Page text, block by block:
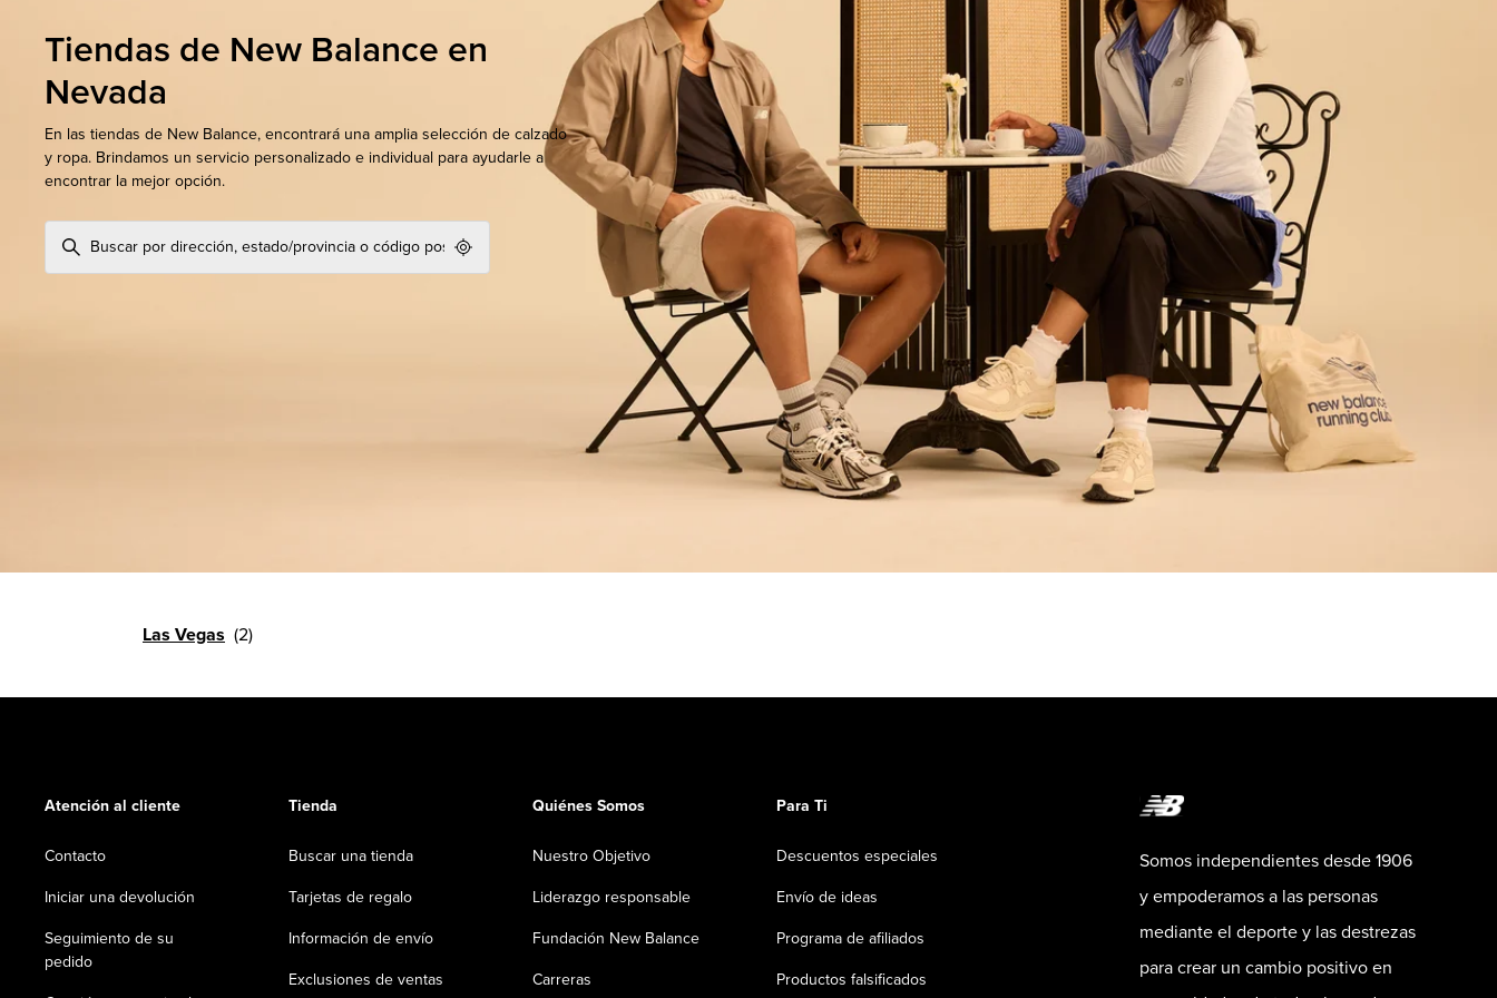
Tiendas de New Balance en
Nevada
En las tiendas de New Balance, encontrará una amplia selección de calzado
y ropa. Brindamos un servicio personalizado e individual para ayudarle a
encontrar la mejor opción.
Geolocate.
Las Vegas
Atención al cliente
Contacto
Iniciar una devolución
Seguimiento de su
pedido
Tienda
Buscar una tienda
Tarjetas de regalo
Información de envío
Exclusiones de ventas
Quiénes Somos
Nuestro Objetivo
Liderazgo responsable
Fundación New Balance
Carreras
Para Ti
Descuentos especiales
Envío de ideas
Programa de afiliados
Productos falsificados
Somos independientes desde 1906
y empoderamos a las personas
mediante el deporte y las destrezas
para crear un cambio positivo en